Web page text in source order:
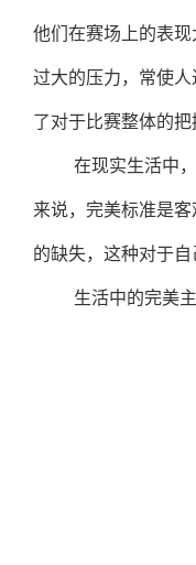
他们在赛场上的表
过大的压力，常使
了对于比赛整体的把
在现实生活中
来说，完美标准是
的缺失，这种对于
生活中的完美